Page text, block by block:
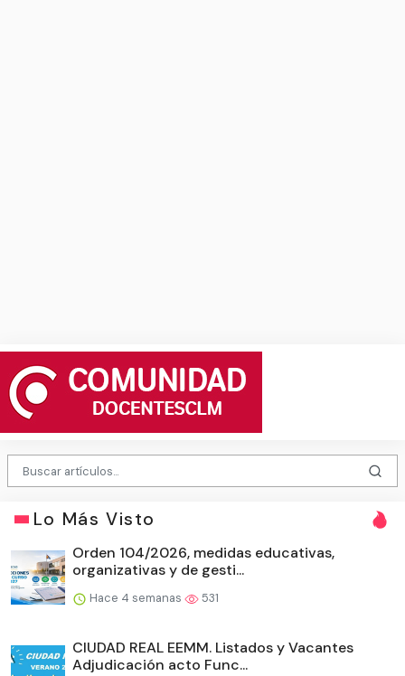
Lo Más Visto
Orden 104/2026, medidas educativas,
organizativas y de gesti...
Hace 4 semanas 531
CIUDAD REAL EEMM. Listados y Vacantes
Adjudicación acto Func...